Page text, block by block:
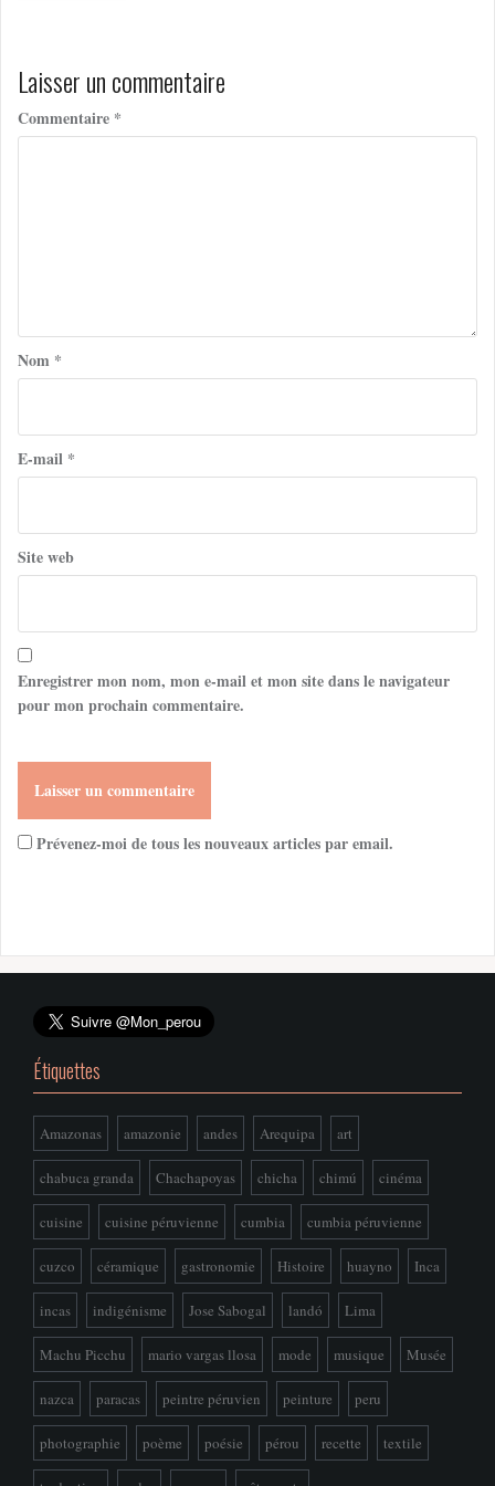
Laisser un commentaire
Commentaire *
Nom *
E-mail *
Site web
Enregistrer mon nom, mon e-mail et mon site dans le navigateur
pour mon prochain commentaire.
Prévenez-moi de tous les nouveaux articles par email.
Étiquettes
Amazonas amazonie andes Arequipa art
chabuca granda Chachapoyas chicha chimú cinéma
cuisine cuisine péruvienne cumbia cumbia péruvienne
cuzco céramique gastronomie Histoire huayno Inca
incas indigénisme Jose Sabogal landó Lima
Machu Picchu mario vargas llosa mode musique Musée
nazca paracas peintre péruvien peinture peru
photographie poème poésie pérou recette textile